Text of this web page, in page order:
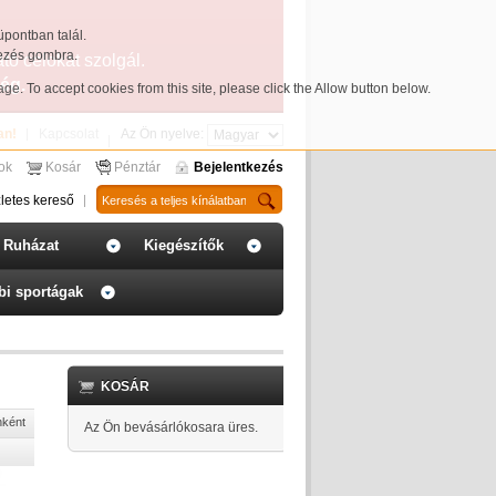
talál.
gombra.
. To accept cookies from this site, please click the Allow button below.
célokat szolgál.
Az Ön nyelve:
Kosár Pénztár Bejelentkezés
kereső
Ruházat Kiegészítők
sportágak
KOSÁR
Az Ön bevásárlókosara üres.